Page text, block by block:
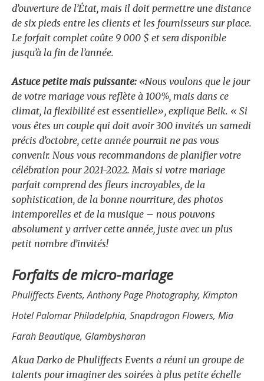
d’ouverture de l’État, mais il doit permettre une distance
de six pieds entre les clients et les fournisseurs sur place.
Le forfait complet coûte 9 000 $ et sera disponible
jusqu’à la fin de l’année.
Astuce petite mais puissante: «Nous voulons que le jour
de votre mariage vous reflète à 100%, mais dans ce
climat, la flexibilité est essentielle», explique Beik. « Si
vous êtes un couple qui doit avoir 300 invités un samedi
précis d’octobre, cette année pourrait ne pas vous
convenir. Nous vous recommandons de planifier votre
célébration pour 2021-2022. Mais si votre mariage
parfait comprend des fleurs incroyables, de la
sophistication, de la bonne nourriture, des photos
intemporelles et de la musique – nous pouvons
absolument y arriver cette année, juste avec un plus
petit nombre d’invités!
Forfaits de micro-mariage
Phuliffects Events, Anthony Page Photography, Kimpton
Hotel Palomar Philadelphia, Snapdragon Flowers, Mia
Farah Beautique, Glambysharan
Akua Darko de Phuliffects Events a réuni un groupe de
talents pour imaginer des soirées à plus petite échelle